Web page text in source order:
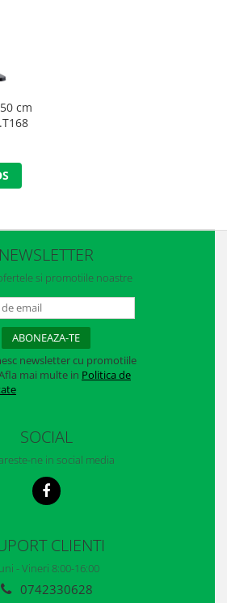
cm
NEWSLETTER
si promotiile noastre
newsletter cu promotiile
mai multe in Politica de
SOCIAL
ne in social media
CLIENTI
- Vineri 8:00-16:00
0742330628